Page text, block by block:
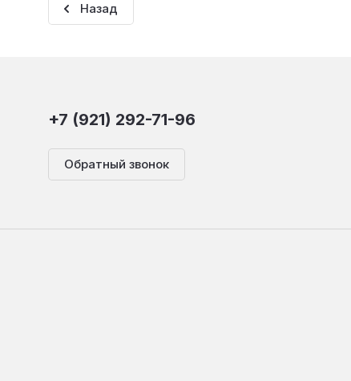
Назад
+7 (921) 292-71-96
Обратный звонок